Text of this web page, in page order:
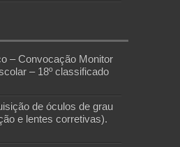
– Convocação Monitor
– 18º classificado
de óculos de grau
e lentes corretivas).